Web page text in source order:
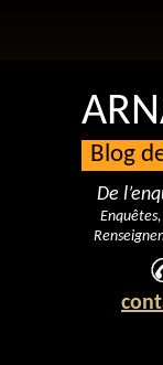
Blog
De